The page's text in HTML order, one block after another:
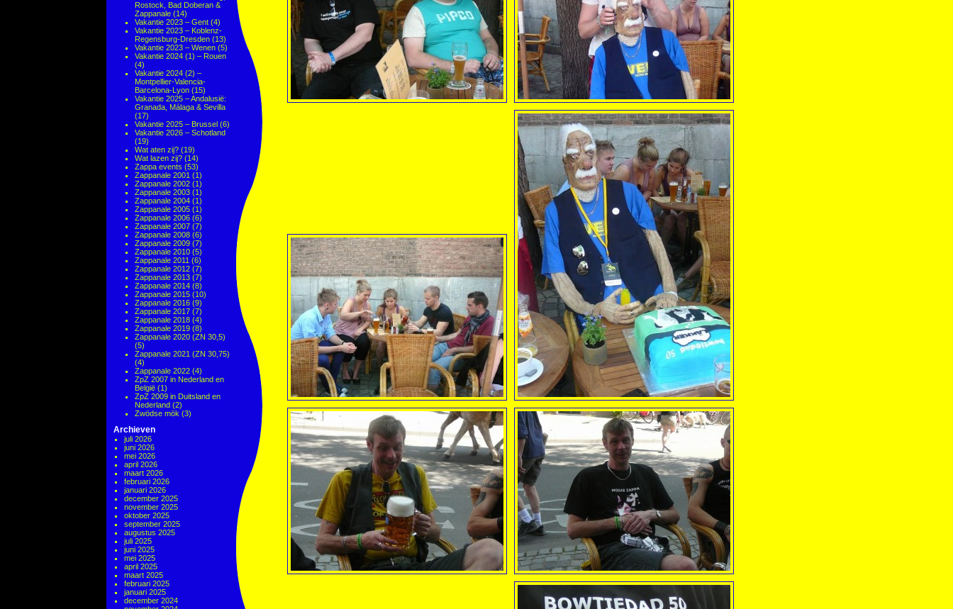
Rostock, Bad Doberan &
Zappanale (14)
Vakantie 2023 – Gent (4)
Vakantie 2023 – Koblenz-
Regensburg-Dresden (13)
Vakantie 2023 – Wenen (5)
Vakantie 2024 (1) – Rouen
(4)
Vakantie 2024 (2) –
Montpellier-Valencia-
Barcelona-Lyon (15)
Vakantie 2025 – Andalusië:
Granada, Málaga & Sevilla
(17)
Vakantie 2025 – Brussel (6)
Vakantie 2026 – Schotland
(19)
Wat aten zij? (19)
Wat lazen zij? (14)
Zappa events (53)
Zappanale 2001 (1)
Zappanale 2002 (1)
Zappanale 2003 (1)
Zappanale 2004 (1)
Zappanale 2005 (1)
Zappanale 2006 (6)
Zappanale 2007 (7)
Zappanale 2008 (6)
Zappanale 2009 (7)
Zappanale 2010 (5)
Zappanale 2011 (6)
Zappanale 2012 (7)
Zappanale 2013 (7)
Zappanale 2014 (8)
Zappanale 2015 (10)
Zappanale 2016 (9)
Zappanale 2017 (7)
Zappanale 2018 (4)
Zappanale 2019 (8)
Zappanale 2020 (ZN 30,5)
(5)
Zappanale 2021 (ZN 30,75)
(4)
Zappanale 2022 (4)
ZpZ 2007 in Nederland en
België (1)
ZpZ 2009 in Duitsland en
Nederland (2)
Zwödse mök (3)
Archieven
juli 2026
juni 2026
mei 2026
april 2026
maart 2026
februari 2026
januari 2026
december 2025
november 2025
oktober 2025
september 2025
augustus 2025
juli 2025
juni 2025
mei 2025
april 2025
maart 2025
februari 2025
januari 2025
december 2024